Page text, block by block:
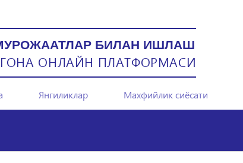
БИЛАН ИШЛАШ
ОНЛАЙН ПЛАТФОРМАСИ
Янгиликлар Махфийлик сиёсати